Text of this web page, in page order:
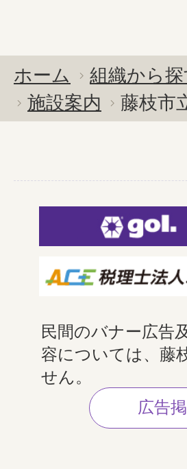
ホーム 組織から
施設案内
藤枝市
民間のバナー広告
容については、藤
せん。
広告